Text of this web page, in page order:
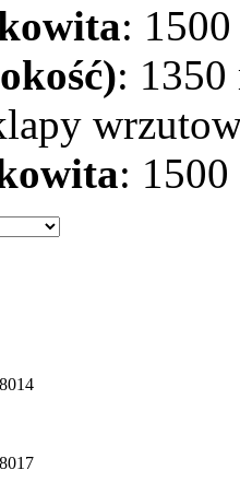
:
: 1350
: